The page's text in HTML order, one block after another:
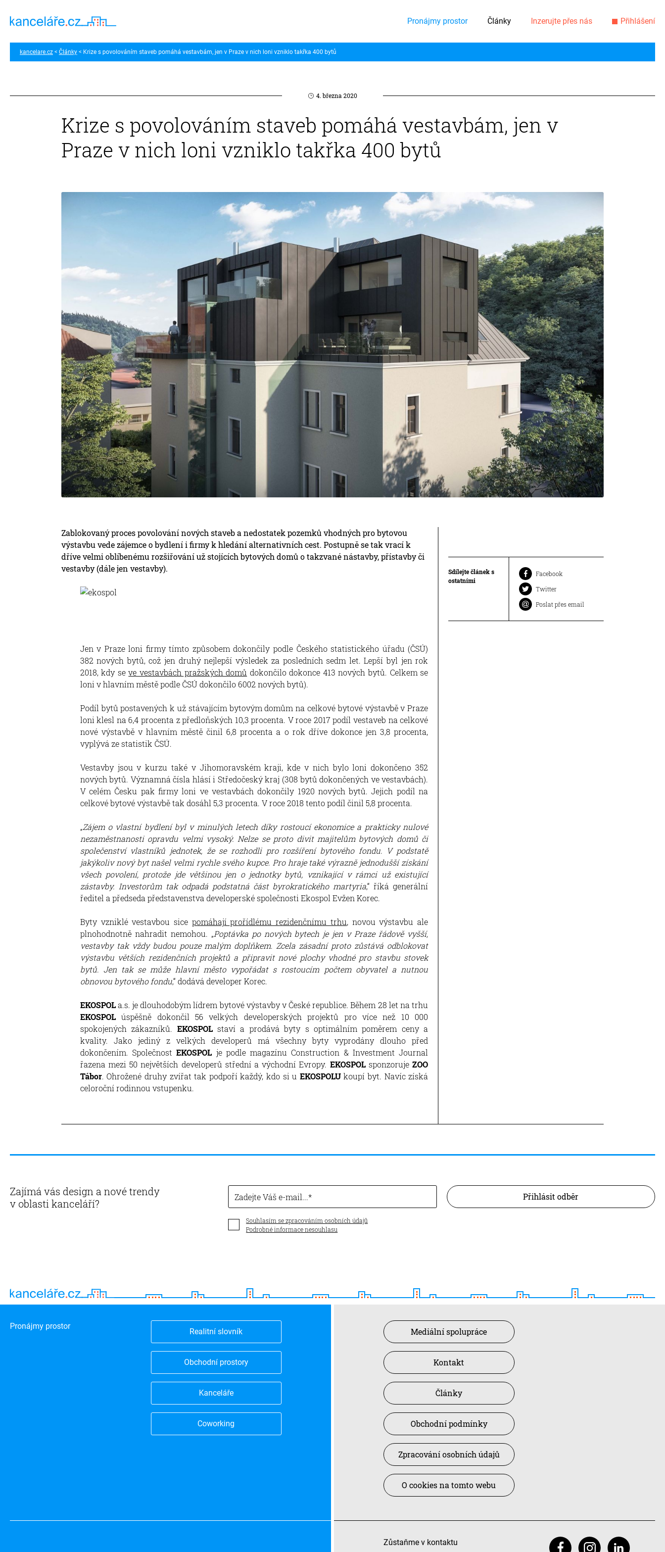
Pronájmy prostor Články Inzerujte přes nás Přihlášení
kancelare.cz Články Krize s povolováním staveb pomáhá vestavbám, jen v Praze v nich loni vzniklo takřka 400 bytů
4. března 2020
Krize s povolováním staveb pomáhá vestavbám, jen v
Praze v nich loni vzniklo takřka 400 bytů
Zablokovaný proces povolování nových staveb a nedostatek pozemků vhodných pro bytovou
výstavbu vede zájemce o bydlení i firmy k hledání alternativních cest. Postupně se tak vrací k
dříve velmi oblíbenému rozšiřování už stojících bytových domů o takzvané nástavby, přístavby či
vestavby (dále jen vestavby).
Jen v Praze loni firmy tímto způsobem dokončily podle Českého statistického úřadu (ČSÚ)
382 nových bytů, což jen druhý nejlepší výsledek za posledních sedm let. Lepší byl jen rok
2018, kdy seve vestavbách pražských domů dokončilo dokonce 413 nových bytů. Celkem se
loni v hlavním městě podle ČSÚ dokončilo 6002 nových bytů).
Podíl bytů postavených k už stávajícím bytovým domům na celkové bytové výstavbě v Praze
loni klesl na 6,4 procenta z předloňských 10,3 procenta. V roce 2017 podíl vestaveb na celkové
nové výstavbě v hlavním městě činil 6,8 procenta a o rok dříve dokonce jen 3,8 procenta,
vyplývá ze statistik ČSÚ.
Vestavby jsou v kurzu také v Jihomoravském kraji, kde v nich bylo loni dokončeno 352
nových bytů. Významná čísla hlásí i Středočeský kraj (308 bytů dokončených ve vestavbách).
V celém Česku pak firmy loni ve vestavbách dokončily 1920 nových bytů. Jejich podíl na
celkové bytové výstavbě tak dosáhl 5,3 procenta. V roce 2018 tento podíl činil 5,8 procenta.
„Zájem o vlastní bydlení byl v minulých letech díky rostoucí ekonomice a prakticky nulové
nezaměstnanosti opravdu velmi vysoký. Nelze se proto divit majitelům bytových domů či
společenství vlastníků jednotek, že se rozhodli pro rozšíření bytového fondu. V podstatě
jakýkoliv nový byt našel velmi rychle svého kupce. Pro hraje také výrazně jednodušší získání
všech povolení, protože jde většinou jen o jednotky bytů, vznikající v rámci už existující
zástavby. Investorům tak odpadá podstatná část byrokratického martyria,“ říká generální
ředitel a předseda představenstva developerské společnosti Ekospol Evžen Korec.
Byty vzniklé vestavbou sice pomáhají prořídlému rezidenčnímu trhu, novou výstavbu ale
plnohodnotně nahradit nemohou. „Poptávka po nových bytech je jen v Praze řádově vyšší,
vestavby tak vždy budou pouze malým doplňkem. Zcela zásadní proto zůstává odblokovat
výstavbu větších rezidenčních projektů a připravit nové plochy vhodné pro stavbu stovek
bytů. Jen tak se může hlavní město vypořádat s rostoucím počtem obyvatel a nutnou
obnovou bytového fondu,“ dodává developer Korec.
EKOSPOLa.s. je dlouhodobým lídrem bytové výstavby v České republice. Během 28 let na trhu
EKOSPOLúspěšně dokončil 56 velkých developerských projektů pro více než 10 000
spokojených zákazníků. EKOSPOLstaví a prodává byty s optimálním poměrem ceny a
kvality. Jako jediný z velkých developerů má všechny byty vyprodány dlouho před
dokončením. SpolečnostEKOSPOL je podle magazínu Construction & Investment Journal
řazena mezi 50 největších developerů střední a východní Evropy. EKOSPOLsponzorujeZOO
Tábor. Ohrožené druhy zvířat tak podpoří každý, kdo si u EKOSPOLUkoupí byt. Navíc získá
celoroční rodinnou vstupenku.
Sdílejte článek s
ostatními
Facebook
Twitter
Poslat přes email
Zajímá vás design a nové trendy
v oblasti kanceláří?
Zadejte Váš e-mail...
Souhlasím se zpracováním osobních údajů
Podrobné informace nesouhlasu
Přihlásit odběr
Pronájmy prostor
Realitní slovník
Obchodní prostory
Kanceláře
Coworking
Mediální spolupráce
Kontakt
Články
Obchodní podmínky
Zpracování osobních údajů
O cookies na tomto webu
Zůstaňme v kontaktu